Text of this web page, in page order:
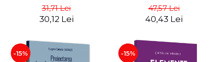
PACHETE DE STUDIU
PROMOȚIILE LUNII
31,71 Lei
30,12 Lei
47,57 Lei
40,43 Lei
-15% -15%